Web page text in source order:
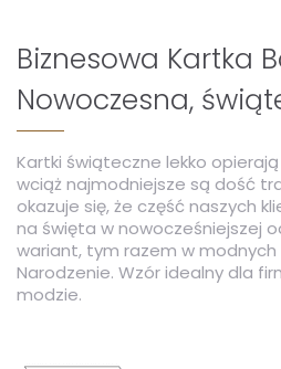
Biznesowa Kartka
Nowoczesna,
Kartki świąteczne lekko
wciąż najmodniejsze są dość
okazuje się, że część naszych
na święta w nowocześniejszej
wariant, tym razem w modnych
Narodzenie. Wzór idealny dla
modzie.